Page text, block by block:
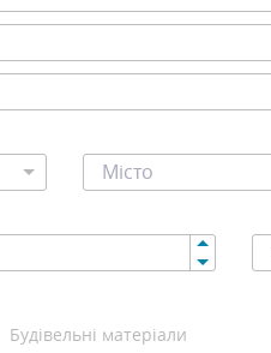
Місто
Будівельні матеріали